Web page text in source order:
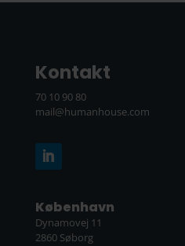
Kontakt
70 10 90 80
mail@humanhouse.com
København
Dynamovej 11
2860 Søborg